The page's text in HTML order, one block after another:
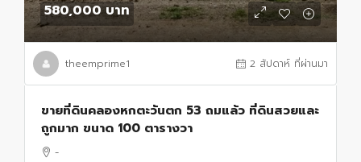
580,000 บาท
theemprime1 2 สัปดาห์ ที่ผ่านมา
ขายที่ดินคลองหกตะวันตก 53 ถมแล้ว ที่ดินสวยและ
ถูกมาก ขนาด 100 ตารางวา
-